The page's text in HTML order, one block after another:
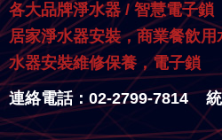
各大品牌淨水器 / 智慧電子鎖
居家淨水器安裝，商業餐飲
水器安裝維修保養，電子鎖
連絡電話：02-2799-7814